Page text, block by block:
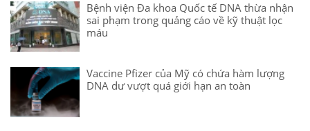
Bệnh viện Đa khoa Quốc tế DNA thừa nhận
sai phạm trong quảng cáo về kỹ thuật lọc
máu
Vaccine Pfizer của Mỹ có chứa hàm lượng
DNA dư vượt quá giới hạn an toàn